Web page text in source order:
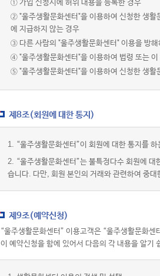
① 가입 신청시에 허위 내용을 등록한 경우
② "울주생활문화센터"을 이용하여 신청한 생활
에 지급하지 않는 경우
③ 다른 사람의 "울주생활문화센터" 이용을 방
④ "울주생활문화센터"을 이용하여 법령 또는
⑤ "울주생활문화센터"을 이용하여 신청한 생활
제8조(회원에 대한 통지)
1. “울주생활문화센터”이 회원에 대한 통지를
2. “울주생활문화센터”는 불특정다수 회원에
습니다. 다만, 회원 본인의 거래와 관련하여 중
제9조(예약신청)
“울주생활문화센터” 이용고객은 “울주생활문화
이 예약신청을 함에 있어서 다음의 각 내용을 알기